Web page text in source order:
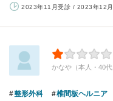
2023年11月受診 / 2023年12
かなや（本人・40
整形外科 椎間板ヘルニア